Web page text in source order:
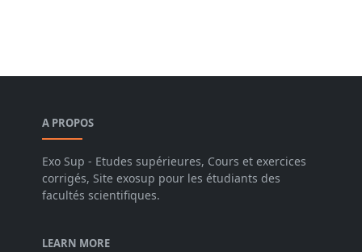
A PROPOS
Exo Sup - Etudes supérieures, Cours et exercices
corrigés, Site exosup pour les étudiants des
facultés scientifiques.
LEARN MORE